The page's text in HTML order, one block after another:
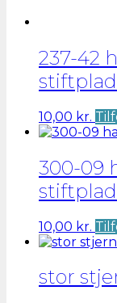
237-42
10,00 kr.
300-09
10,00 kr.
stor